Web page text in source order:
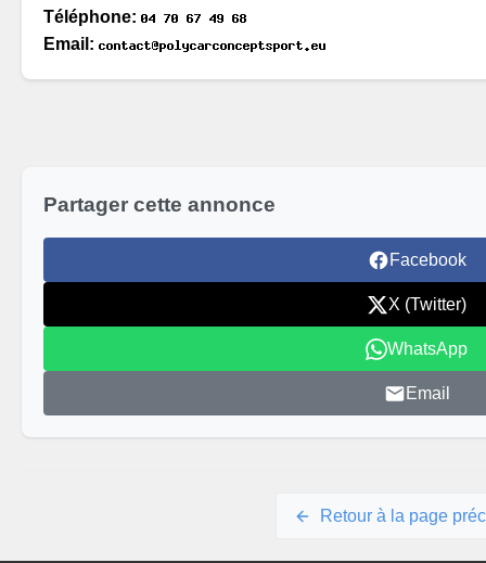
Téléphone:
Email:
Partager cette annonce
Facebook
X (Twitter)
WhatsApp
Email
Retour à la page